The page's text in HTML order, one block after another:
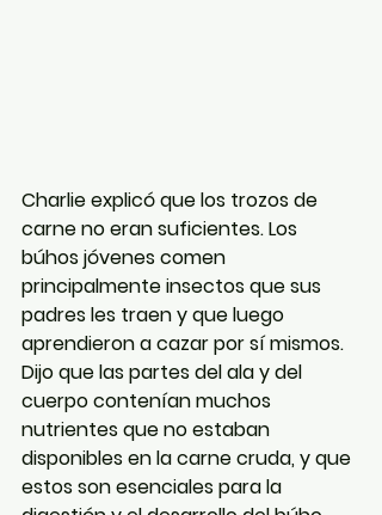
Charlie explicó que los trozos de
carne no eran suficientes. Los
búhos jóvenes comen
principalmente insectos que sus
padres les traen y que luego
aprendieron a cazar por sí mismos.
Dijo que las partes del ala y del
cuerpo contenían muchos
nutrientes que no estaban
disponibles en la carne cruda, y que
estos son esenciales para la